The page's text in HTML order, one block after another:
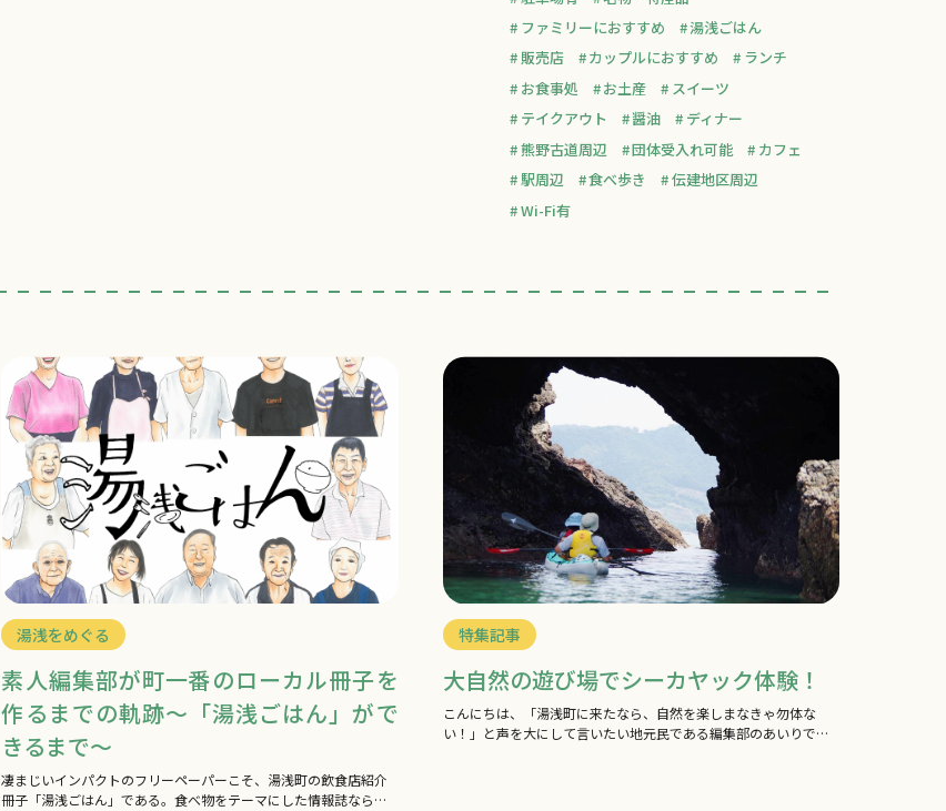
ファミリーにおすすめ
湯浅ごはん
販売店
カップルにおすすめ
ランチ
お食事処
お土産
スイーツ
テイクアウト
醤油
ディナー
熊野古道周辺
団体受入れ可能
カフェ
駅周辺
食べ歩き
伝建地区周辺
Wi-Fi有
湯浅をめぐる
素人編集部が町一番のローカル冊子を
作るまでの軌跡～「湯浅ごはん」がで
きるまで～
凄まじいインパクトのフリーペーパーこそ、湯浅町の飲食店紹介
冊子「湯浅ごはん」である。食べ物をテーマにした情報誌なら
特集記事
大自然の遊び場でシーカヤック体験！
こんにちは、「湯浅町に来たなら、自然を楽しまなきゃ勿体な
い！」と声を大にして言いたい地元民である編集部のあいりで